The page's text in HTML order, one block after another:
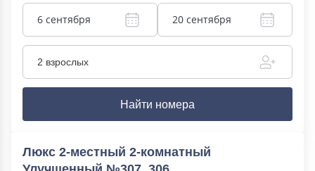
6 сентября 20 сентября
2 взрослых
Найти номера
Люкс 2-местный 2-комнатный